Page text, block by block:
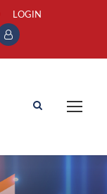
LOGIN